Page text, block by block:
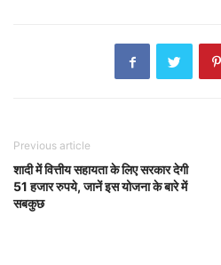
Previous article
शादी में वित्तीय सहायता के लिए सरकार देगी
51 हजार रुपये, जानें इस योजना के बारे में
सबकुछ